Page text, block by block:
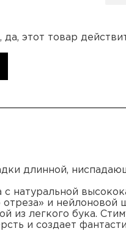
да, этот товар
длинной,
натуральной
и нейлоновой
из легкого бука.
и создает